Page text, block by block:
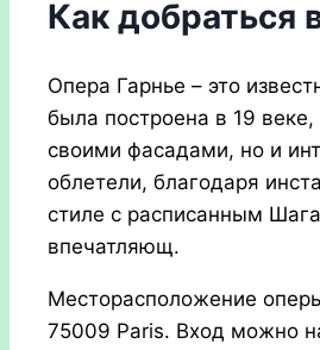
Как добраться
Опера Гарнье – это
была построена в 19
своими фасадами, но и
облетели, благодаря
стиле с расписанным
впечатляющ.
Месторасположение
75009 Paris. Вход можно